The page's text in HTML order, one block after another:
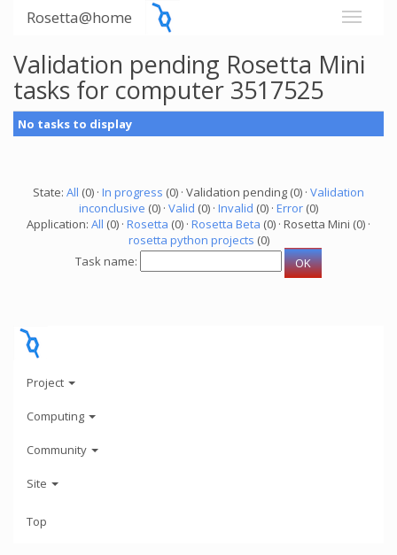
Rosetta@home
Validation pending Rosetta Mini
tasks for computer 3517525
No tasks to display
State: All (0) · In progress (0) · Validation pending (0) · Validation
inconclusive (0) · Valid (0) · Invalid (0) · Error (0)
Application: All (0) · Rosetta (0) · Rosetta Beta (0) · Rosetta Mini (0) ·
rosetta python projects (0)
Task name:
Project
Computing
Community
Site
Top